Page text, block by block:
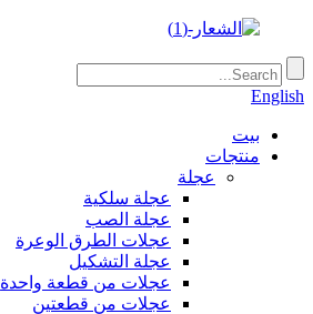
English
بيت
منتجات
عجلة
عجلة سلكية
عجلة الصب
عجلات الطرق الوعرة
عجلة التشكيل
عجلات من قطعة واحدة
عجلات من قطعتين